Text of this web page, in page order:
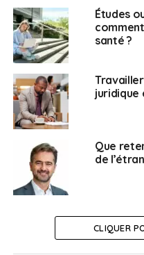
Vivre ailleurs, sur RFI :
Musettes, le réseau
entrepreneures »
Frontaliers :
Luxembourg ?
Weena
Études
santé ?
juridique
Que
de
CLIQUER